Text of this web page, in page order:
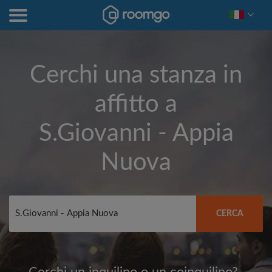
Cerchi una stanza in
affitto a
S.Giovanni - Appia
Nuova
CERCA